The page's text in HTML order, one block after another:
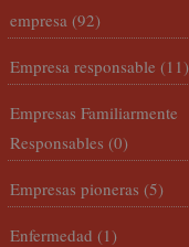
empresa (92)
Empresa responsable (11)
Empresas Familiarmente
Responsables (0)
Empresas pioneras (5)
Enfermedad (1)